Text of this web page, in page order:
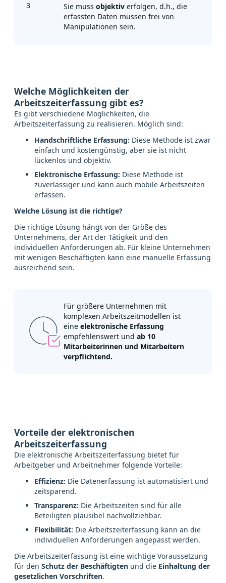
3 Sie muss objektiv erfolgen, d.h., die
erfassten Daten müssen frei von
Manipulationen sein.
Welche Möglichkeiten der
Arbeitszeiterfassung gibt es?
Es gibt verschiedene Möglichkeiten, die
Arbeitszeiterfassung zu realisieren. Möglich sind:
Handschriftliche Erfassung: Diese Methode ist zwar
einfach und kostengünstig, aber sie ist nicht
lückenlos und objektiv.
Elektronische Erfassung: Diese Methode ist
zuverlässiger und kann auch mobile Arbeitszeiten
erfassen.
Welche Lösung ist die richtige?
Die richtige Lösung hängt von der Größe des
Unternehmens, der Art der Tätigkeit und den
individuellen Anforderungen ab. Für kleine Unternehmen
mit wenigen Beschäftigten kann eine manuelle Erfassung
ausreichend sein.
Für größere Unternehmen mit
komplexen Arbeitszeitmodellen ist
eine elektronische Erfassung
empfehlenswert und ab 10
Mitarbeiterinnen und Mitarbeitern
verpflichtend.
Vorteile der elektronischen
Arbeitszeiterfassung
Die elektronische Arbeitszeiterfassung bietet für
Arbeitgeber und Arbeitnehmer folgende Vorteile:
Effizienz: Die Datenerfassung ist automatisiert und
zeitsparend.
Transparenz: Die Arbeitszeiten sind für alle
Beteiligten plausibel nachvollziehbar.
Flexibilität: Die Arbeitszeiterfassung kann an die
individuellen Anforderungen angepasst werden.
Die Arbeitszeiterfassung ist eine wichtige Voraussetzung
für den Schutz der Beschäftigten und die Einhaltung der
gesetzlichen Vorschriften.